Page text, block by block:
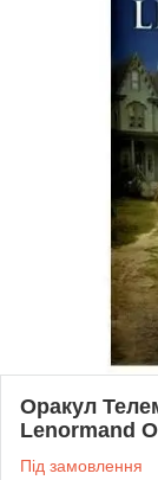
Оракул
Lenormand
Під замовлення